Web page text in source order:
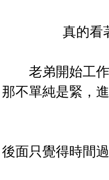
真的看
老弟開始工
那不單純是緊，
後面只覺得時間